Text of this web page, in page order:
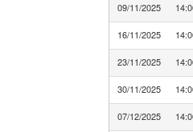
09/11/2025
16/11/2025
23/11/2025
30/11/2025
07/12/2025